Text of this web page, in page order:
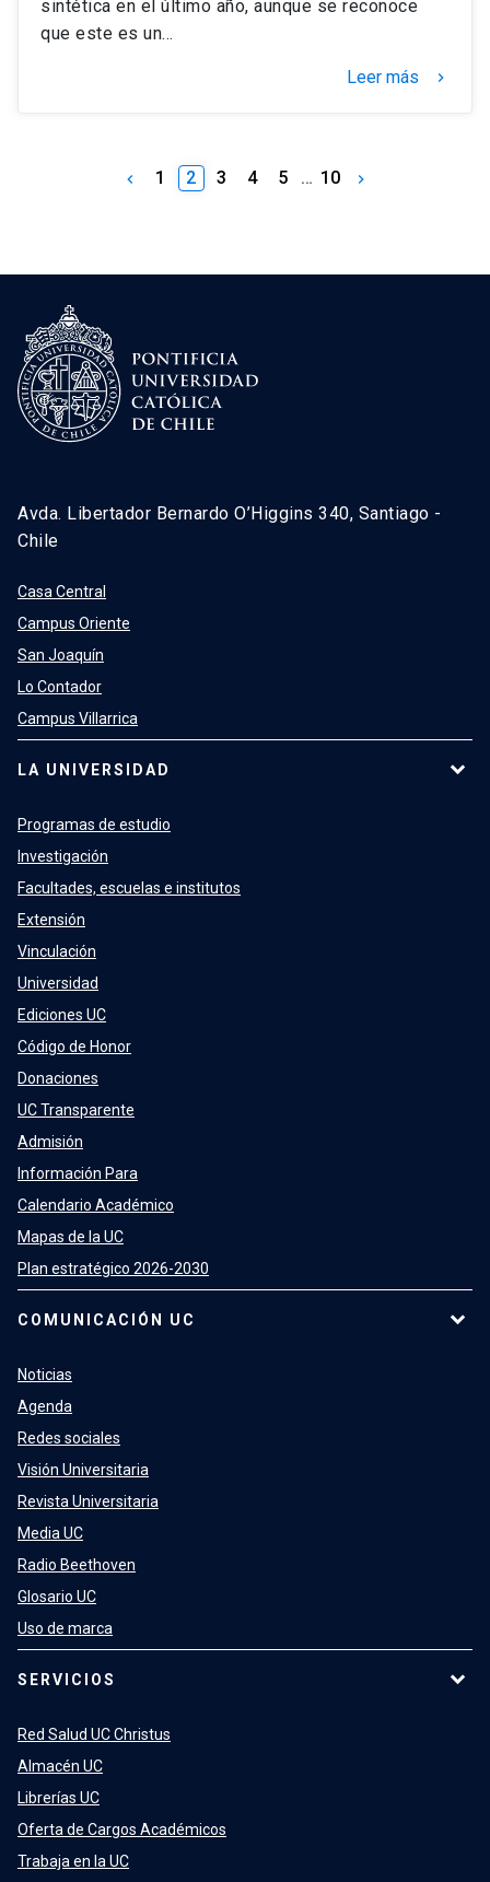
sintética en el último año, aunque se reconoce
que este es un…
Leer más keyboard_arrow_right
keyboard_arrow_left 1 2 3 4 5 … 10 keyboard_arrow_right
Avda. Libertador Bernardo O’Higgins 340, Santiago -
Chile
Casa Central
Campus Oriente
San Joaquín
Lo Contador
Campus Villarrica
LA UNIVERSIDAD
Programas de estudio
Investigación
Facultades, escuelas e institutos
Extensión
Vinculación
Universidad
Ediciones UC
Código de Honor
Donaciones
UC Transparente
Admisión
Información Para
Calendario Académico
Mapas de la UC
Plan estratégico 2026-2030
COMUNICACIÓN UC
Noticias
Agenda
Redes sociales
Visión Universitaria
Revista Universitaria
Media UC
Radio Beethoven
Glosario UC
Uso de marca
SERVICIOS
Red Salud UC Christus
Almacén UC
Librerías UC
Oferta de Cargos Académicos
Trabaja en la UC